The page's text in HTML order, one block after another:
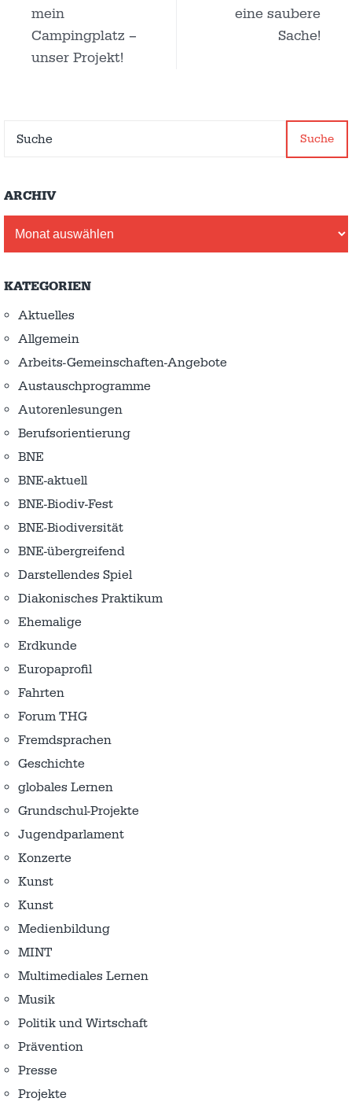
mein
Campingplatz –
unser Projekt!
eine saubere
Sache!
Suche
ARCHIV
KATEGORIEN
Aktuelles
Allgemein
Arbeits-Gemeinschaften-Angebote
Austausch­programme
Autorenlesungen
Berufsorientierung
BNE
BNE-aktuell
BNE-Biodiv-Fest
BNE-Biodiversität
BNE-übergreifend
Darstellendes Spiel
Diakonisches Praktikum
Ehemalige
Erdkunde
Europaprofil
Fahrten
Forum THG
Fremdsprachen
Geschichte
globales Lernen
Grundschul-Projekte
Jugendparlament
Konzerte
Kunst
Kunst
Medienbildung
MINT
Multimediales Lernen
Musik
Politik und Wirtschaft
Prävention
Presse
Projekte